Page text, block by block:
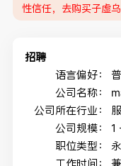
性信任，去购买子虚
招聘
语言偏好：
公司名称：
公司所在行业：
公司规模：
1
职位类型：